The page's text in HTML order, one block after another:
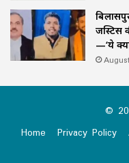
जस्टिस
—‘ये
©
Home
Privacy Policy